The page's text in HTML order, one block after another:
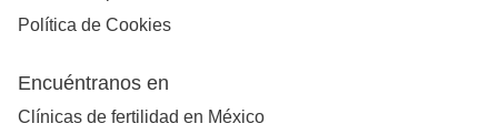
Política de Cookies
Encuéntranos en
Clínicas de fertilidad en México